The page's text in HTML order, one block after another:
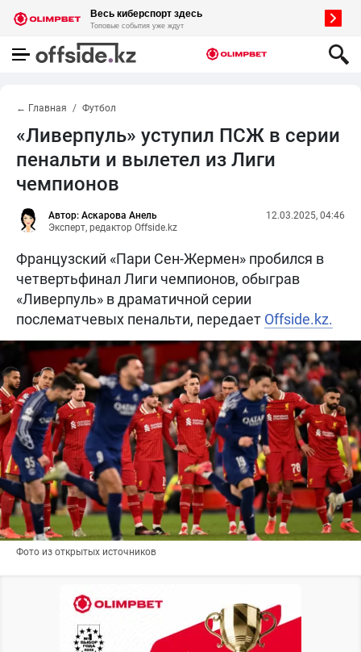
← Главная Футбол
«Ливерпуль» уступил ПСЖ в серии
пенальти и вылетел из Лиги
чемпионов
Автор: Аскарова Анель
Эксперт, редактор Offside.kz
12.03.2025, 04:46
Французский «Пари Сен-Жермен» пробился в
четвертьфинал Лиги чемпионов, обыграв
«Ливерпуль» в драматичной серии
послематчевых пенальти, передает Offside.kz.
Фото из открытых источников